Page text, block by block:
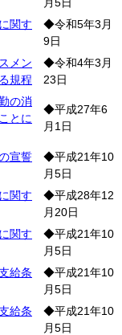
関す
◆令和5年3月
9日
メン
規程
◆令和4年3月
23日
の消
とに
◆平成27年6
月1日
宣誓
◆平成21年10
月5日
関す
◆平成28年12
月20日
関す
◆平成21年10
月5日
給条
◆平成21年10
月5日
給条
◆平成21年10
月5日